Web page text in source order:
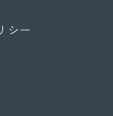
シー